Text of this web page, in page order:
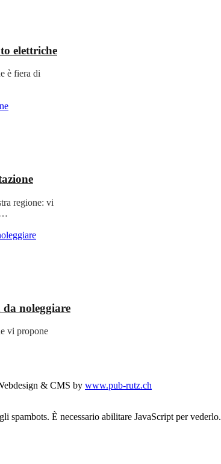
elettriche
è fiera di
regione: vi
noleggiare
vi propone
& CMS by www.pub-rutz.ch
spambots. È necessario abilitare JavaScript per vederlo.